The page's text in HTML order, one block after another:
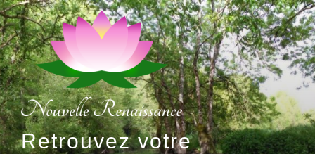
Aller
au
contenu
principal
Retrouvez votre